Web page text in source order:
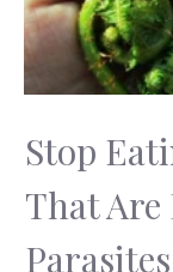
Stop
That Are
Parasites